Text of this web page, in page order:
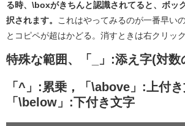
る時、\boxがきちんと認識されてると、ボッ
択されます。
これはやってみるのが一番早い
とコピペが超はかどる。消すときは右クリッ
特殊な範囲、「_」:添え字(対数
「^」:累乗，「\above」:上付き
「\below」:下付き文字